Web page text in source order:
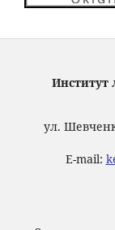
Институт
ул.
E-mail: